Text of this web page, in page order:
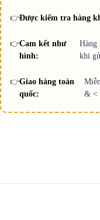
👉Được kiểm tra hàng
👉Cam kết như
hình:
Hàng
khi
👉Giao hàng toàn
quốc:
& <